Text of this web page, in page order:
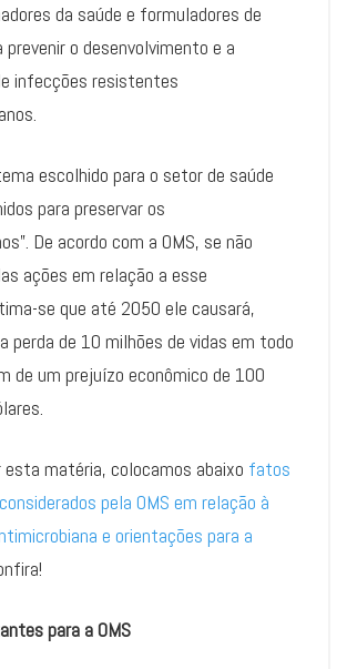
da saúde e formuladores de
o desenvolvimento e a
infecções resistentes
escolhido para o setor de saúde
para preservar os
De acordo com a OMS, se não
ações em relação a esse
se que até 2050 ele causará,
perda de 10 milhões de vidas em todo
de um prejuízo econômico de 100
matéria, colocamos abaixo fatos
pela OMS em relação à
e orientações para a
para a OMS